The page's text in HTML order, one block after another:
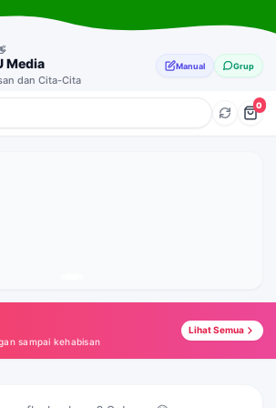
Media
dan Cita-Cita
Manual Grup
0
Kids : 12 Tap →
Tap →
sampai kehabisan
Lihat Semua